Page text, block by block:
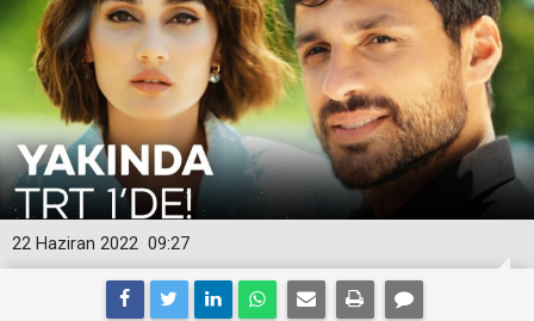
09:27
22 Haziran 2022